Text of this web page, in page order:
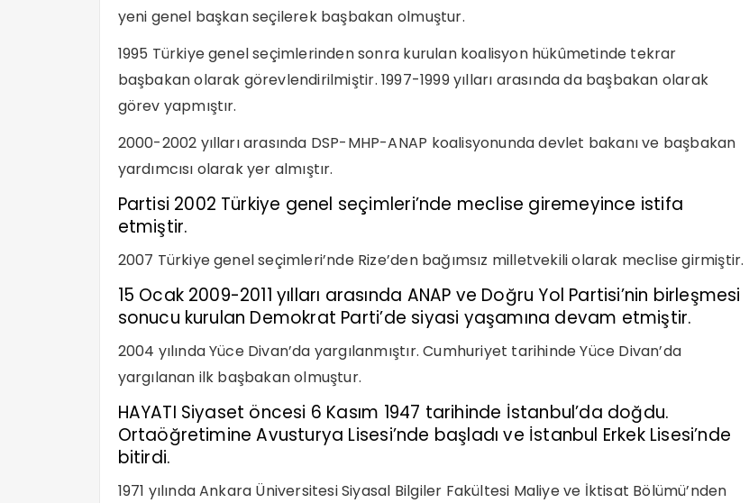
yeni genel başkan seçilerek başbakan olmuştur.
1995 Türkiye genel seçimlerinden sonra kurulan koalisyon hükûmetinde tekrar
başbakan olarak görevlendirilmiştir. 1997-1999 yılları arasında da başbakan olarak
görev yapmıştır.
2000-2002 yılları arasında DSP-MHP-ANAP koalisyonunda devlet bakanı ve başbakan
yardımcısı olarak yer almıştır.
Partisi 2002 Türkiye genel seçimleri’nde meclise giremeyince istifa
etmiştir.
2007 Türkiye genel seçimleri’nde Rize’den bağımsız milletvekili olarak meclise girmiştir.
15 Ocak 2009-2011 yılları arasında ANAP ve Doğru Yol Partisi’nin birleşmesi
sonucu kurulan Demokrat Parti’de siyasi yaşamına devam etmiştir.
2004 yılında Yüce Divan’da yargılanmıştır. Cumhuriyet tarihinde Yüce Divan’da
yargılanan ilk başbakan olmuştur.
HAYATI Siyaset öncesi 6 Kasım 1947 tarihinde İstanbul’da doğdu.
Ortaöğretimine Avusturya Lisesi’nde başladı ve İstanbul Erkek Lisesi’nde
bitirdi.
1971 yılında Ankara Üniversitesi Siyasal Bilgiler Fakültesi Maliye ve İktisat Bölümü’nden